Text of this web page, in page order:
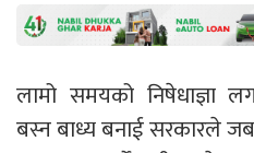
लामो समयको निषेधाज्ञा
बस्न बाध्य बनाई सरकारले